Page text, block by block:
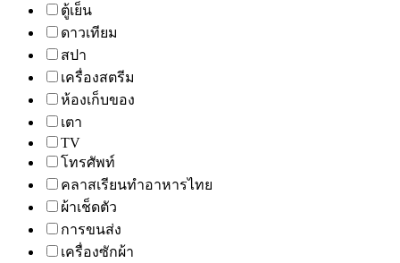
ตู้เย็น
ดาวเทียม
สปา
เครื่องสตรีม
ห้องเก็บของ
เตา
TV
โทรศัพท์
คลาสเรียนทำอาหารไทย
ผ้าเช็ดตัว
การขนส่ง
เครื่องซักผ้า